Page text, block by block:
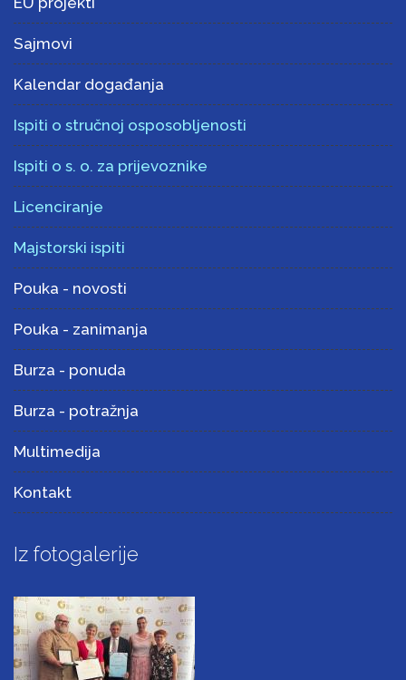
Sajmovi
Kalendar događanja
Ispiti o stručnoj osposobljenosti
Ispiti o s. o. za prijevoznike
Licenciranje
Majstorski ispiti
Pouka - novosti
Pouka - zanimanja
Burza - ponuda
Burza - potražnja
Multimedija
Kontakt
Iz fotogalerije